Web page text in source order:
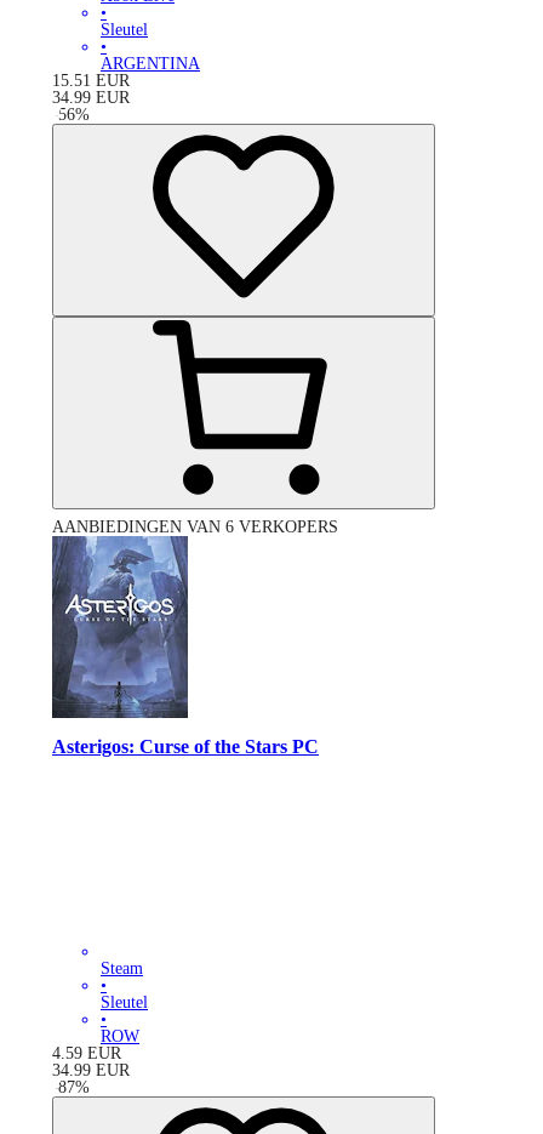
•
Sleutel
•
ARGENTINA
15.51 EUR
34.99 EUR
-56%
AANBIEDINGEN VAN 6 VERKOPERS
Asterigos: Curse of the Stars PC
Steam
•
Sleutel
•
ROW
4.59 EUR
34.99 EUR
-87%